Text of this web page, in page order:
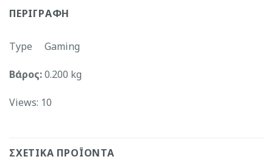
ΠΕΡΙΓΡΑΦΉ
Type Gaming
Βάρος:0.200 kg
Views: 10
ΣΧΕΤΙΚΆ ΠΡΟΪΌΝΤΑ